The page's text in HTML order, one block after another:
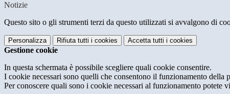
Notizie
Questo sito o gli strumenti terzi da questo utilizzati si avvalgono di
Personalizza Rifiuta tutti i cookies Accetta tutti i cookies
Gestione cookie
In questa schermata è possibile scegliere quali cookie consentire.
I cookie necessari sono quelli che consentono il funzionamento della
Per conoscere quali sono i cookie necessari al funzionamento potete